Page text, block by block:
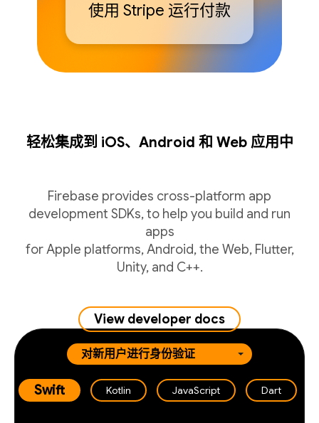
使用 Stripe 运行付款
轻松集成到 iOS、Android 和 Web 应用中
Firebase provides cross-platform app
development SDKs, to help you build and run
apps
for Apple platforms, Android, the Web, Flutter,
Unity, and C++.
View developer docs